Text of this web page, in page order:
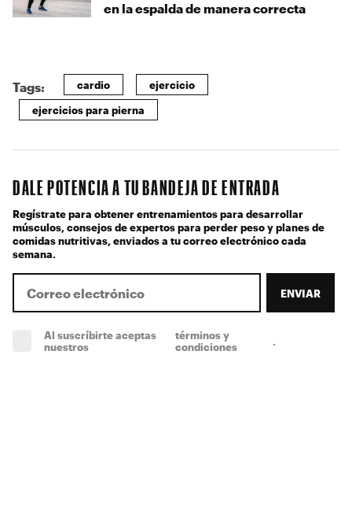
en la espalda de manera correcta
Tags: cardio ejercicio
ejercicios para pierna
DALE POTENCIA A TU BANDEJA DE ENTRADA
Regístrate para obtener entrenamientos para desarrollar
músculos, consejos de expertos para perder peso y planes de
comidas nutritivas, enviados a tu correo electrónico cada
semana.
ENVIAR
Al suscríbirte aceptas
nuestros
términos y
condiciones